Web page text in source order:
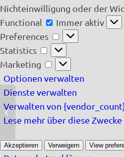
Nichteinwilligung oder der
Functional
Functional
Immer aktiv
Preferences
Preferences
Statistics
Statistics
Marketing
Marketing
Optionen verwalten
Dienste verwalten
Verwalten von
Lese mehr über diese Zwecke
Akzeptieren Verweigern View
Eine Nacht unter dem
Himmel der Tharwüste